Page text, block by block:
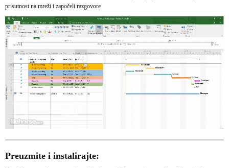
prisutnost na mreži i započeli razgovore
Preuzmite i instalirajte: